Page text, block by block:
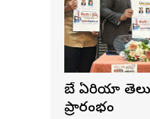
బే ఏరియా
ప్రారంభం